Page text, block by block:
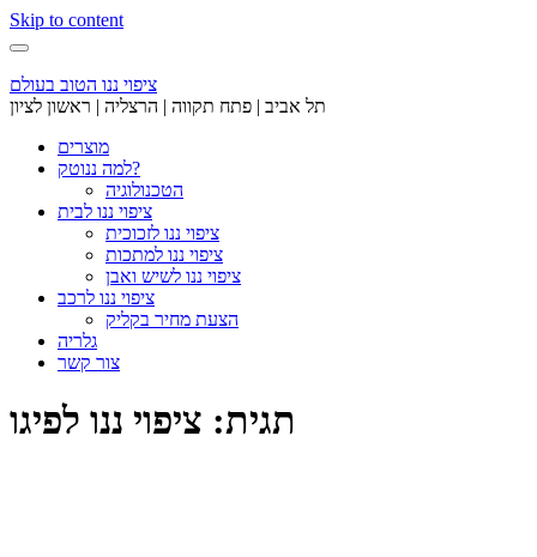
Skip to content
ציפוי ננו הטוב בעולם
תל אביב | פתח תקווה | הרצליה | ראשון לציון
מוצרים
למה ננוטק?
הטכנולוגיה
ציפוי ננו לבית
ציפוי ננו לזכוכית
ציפוי ננו למתכות
ציפוי ננו לשיש ואבן
ציפוי ננו לרכב
הצעת מחיר בקליק
גלריה
צור קשר
תגית: ציפוי ננו לפיגו